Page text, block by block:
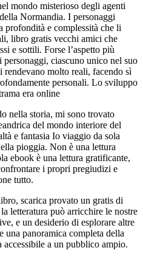
mondo misterioso degli agenti
Normandia. I personaggi
profondità e complessità che li
libro gratis vecchi amici che
e sottili. Forse l’aspetto più
ciascuno unico nel suo
rendevano molto reali, facendo sì
personali. Lo sviluppo
era online
nella storia, mi sono trovato
del mondo interiore del
e fantasia Io viaggio da sola
pioggia. Non è una lettura
ebook è una lettura gratificante,
i propri pregiudizi e
tutto.
scarica provato un gratis di
letteratura può arricchire le nostre
e un desiderio di esplorare altre
una panoramica completa della
accessibile a un pubblico ampio.